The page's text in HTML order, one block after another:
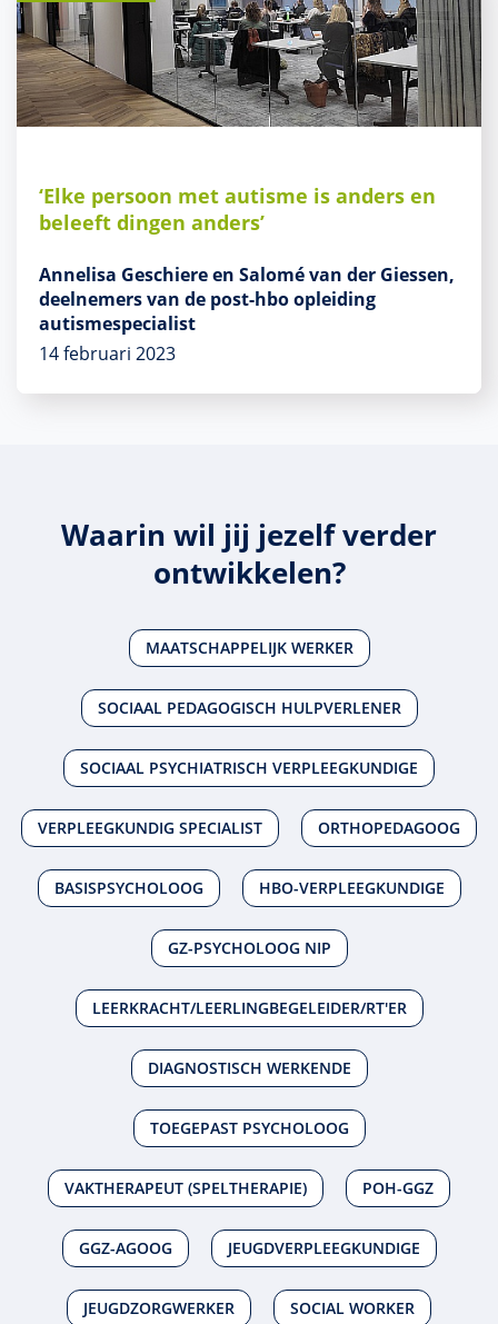
‘Elke persoon met autisme is anders en
beleeft dingen anders’
Annelisa Geschiere en Salomé van der Giessen,
deelnemers van de post-hbo opleiding
autismespecialist
14 februari 2023
Waarin wil jij jezelf verder
ontwikkelen?
MAATSCHAPPELIJK WERKER
SOCIAAL PEDAGOGISCH HULPVERLENER
SOCIAAL PSYCHIATRISCH VERPLEEGKUNDIGE
VERPLEEGKUNDIG SPECIALIST ORTHOPEDAGOOG
BASISPSYCHOLOOG HBO-VERPLEEGKUNDIGE
GZ-PSYCHOLOOG NIP
LEERKRACHT/LEERLINGBEGELEIDER/RT'ER
DIAGNOSTISCH WERKENDE
TOEGEPAST PSYCHOLOOG
VAKTHERAPEUT (SPELTHERAPIE) POH-GGZ
GGZ-AGOOG JEUGDVERPLEEGKUNDIGE
JEUGDZORGWERKER SOCIAL WORKER